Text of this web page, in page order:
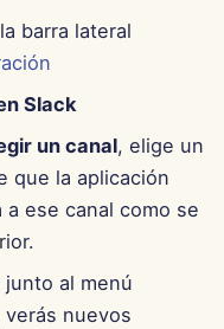
barra lateral
Slack
un canal, elige un
que la aplicación
a ese canal como se
junto al menú
nuevos